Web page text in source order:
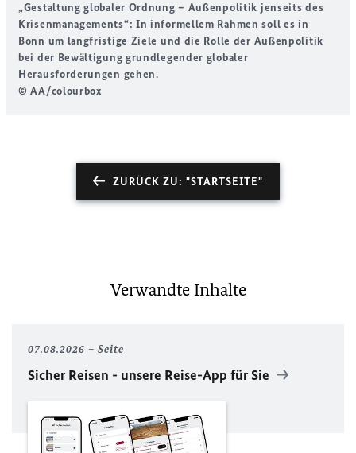
„Gestaltung globaler Ordnung – Außenpolitik jenseits des
Krisenmanagements“: In informellem Rahmen soll es in
Bonn um langfristige Ziele und die Rolle der Außenpolitik
bei der Bewältigung grundlegender globaler
Herausforderungen gehen.
© AA/colourbox
ZURÜCK ZU: "STARTSEITE"
Verwandte Inhalte
07.08.2026 Seite
Sicher Reisen - unsere Reise-App für Sie